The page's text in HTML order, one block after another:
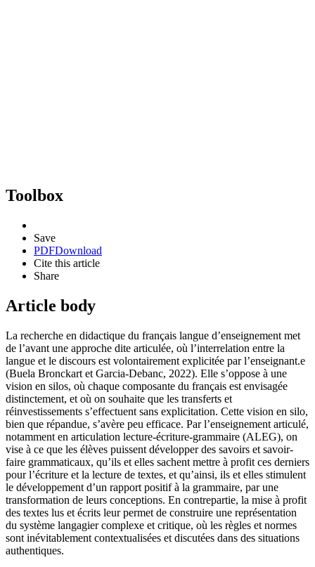
Toolbox
Save
PDFDownload
Cite this article
Share
Article body
La recherche en didactique du français langue d’enseignement met
de l’avant une approche dite articulée, où l’interrelation entre la
langue et le discours est volontairement explicitée par l’enseignant.e
(Buela Bronckart et Garcia-Debanc, 2022). Elle s’oppose à une
vision en silos, où chaque composante du français est envisagée
distinctement, et où on souhaite que les transferts et
réinvestissements s’effectuent sans explicitation. Cette vision en silo,
bien que répandue, s’avère peu efficace. Par l’enseignement articulé,
notamment en articulation lecture-écriture-grammaire (ALEG), on
vise à ce que les élèves puissent développer des savoirs et savoir-
faire grammaticaux, qu’ils et elles sachent mettre à profit ces derniers
pour l’écriture et la lecture de textes, et qu’ainsi, ils et elles stimulent
le développement d’un rapport positif à la grammaire, par une
transformation de leurs conceptions. En contrepartie, la mise à profit
des textes lus et écrits leur permet de construire une représentation
du système langagier complexe et critique, où les règles et normes
sont inévitablement contextualisées et discutées dans des situations
authentiques.